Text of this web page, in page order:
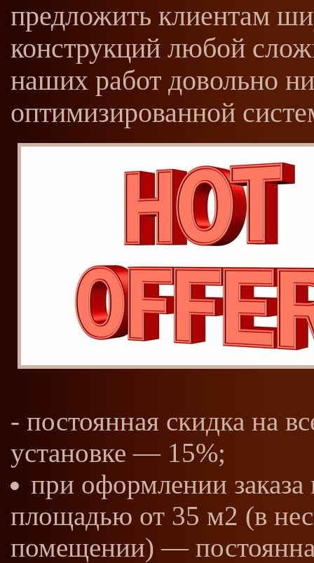
предложить клиентам
конструкций любой
наших работ довольно
оптимизированной
- постоянная скидка на
установке — 15%;
при оформлении
площадью от 35 м2 (в
помещении) —